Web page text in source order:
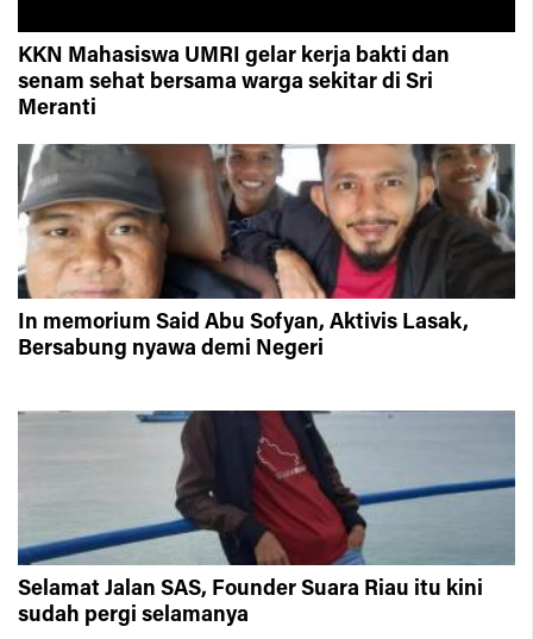
KKN Mahasiswa UMRI gelar kerja bakti dan
senam sehat bersama warga sekitar di Sri
Meranti
In memorium Said Abu Sofyan, Aktivis Lasak,
Bersabung nyawa demi Negeri
Selamat Jalan SAS, Founder Suara Riau itu kini
sudah pergi selamanya